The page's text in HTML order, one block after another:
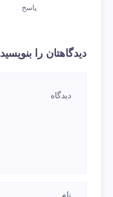
پاسخ
دیدگاهتان را بنویسید